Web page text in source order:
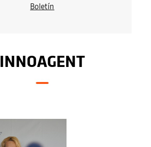
Boletín
INNOAGENT